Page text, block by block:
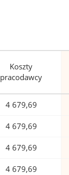
Koszty
pracodawcy
4 679,69
4 679,69
4 679,69
4 679,69